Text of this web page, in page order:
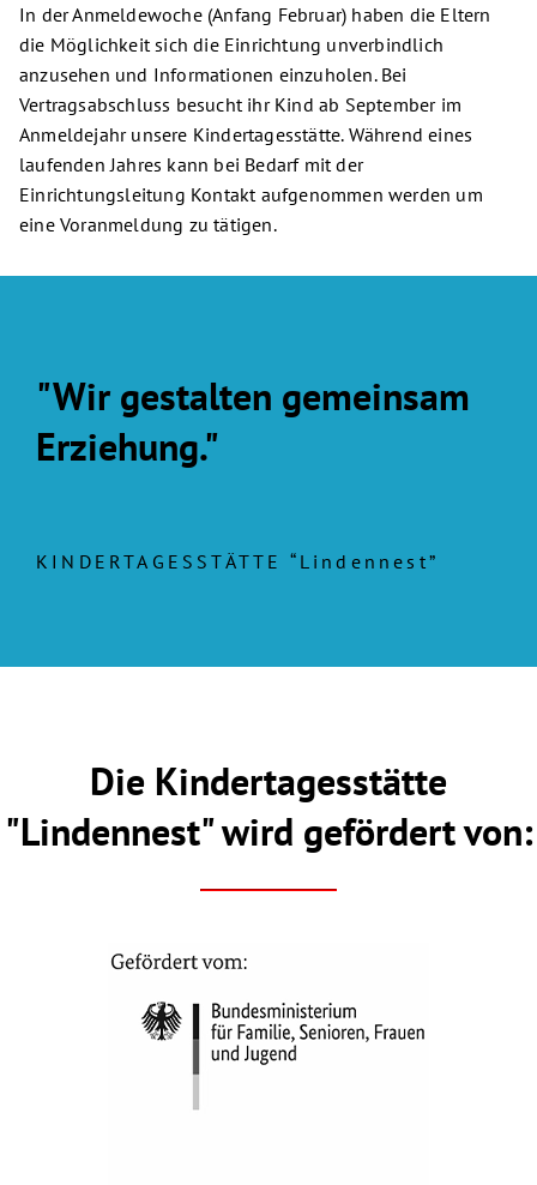
In der Anmeldewoche (Anfang Februar) haben die Eltern
die Möglichkeit sich die Einrichtung unverbindlich
anzusehen und Informationen einzuholen. Bei
Vertragsabschluss besucht ihr Kind ab September im
Anmeldejahr unsere Kindertagesstätte. Während eines
laufenden Jahres kann bei Bedarf mit der
Einrichtungsleitung Kontakt aufgenommen werden um
eine Voranmeldung zu tätigen.
"Wir gestalten gemeinsam
Erziehung."
KINDERTAGESSTÄTTE “Lindennest”
Die Kindertagesstätte
"Lindennest" wird gefördert von: